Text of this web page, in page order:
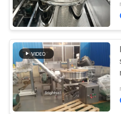
CIRCA
NOI
GIRO
DELLA
FABBRICA
fresatrice
polvere